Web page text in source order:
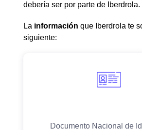
debería ser por parte de Iberdrola.
La información que Iberdrola te
siguiente: